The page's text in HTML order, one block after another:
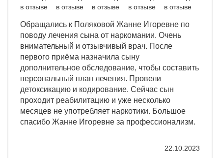
Обращались к Поляковой Жанне Игоревне по
поводу лечения сына от наркомании. Очень
внимательный и отзывчивый врач. После
первого приёма назначила сыну
дополнительное обследование, чтобы составить
персональный план лечения. Провели
детоксикацию и кодирование. Сейчас сын
проходит реабилитацию и уже несколько
месяцев не употребляет наркотики. Большое
спасибо Жанне Игоревне за профессионализм.
22.10.2023